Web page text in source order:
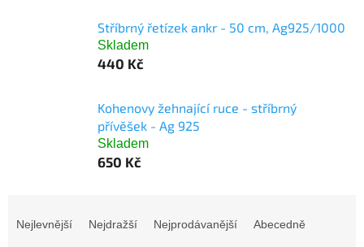
Stříbrný řetízek ankr - 50 cm, Ag925/1000
Skladem
440 Kč
Kohenovy žehnající ruce - stříbrný
přívěšek - Ag 925
Skladem
650 Kč
Nejlevnější Nejdražší Nejprodávanější Abecedně